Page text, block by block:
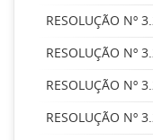
RESOLUÇÃO Nº
RESOLUÇÃO Nº
RESOLUÇÃO Nº
RESOLUÇÃO Nº